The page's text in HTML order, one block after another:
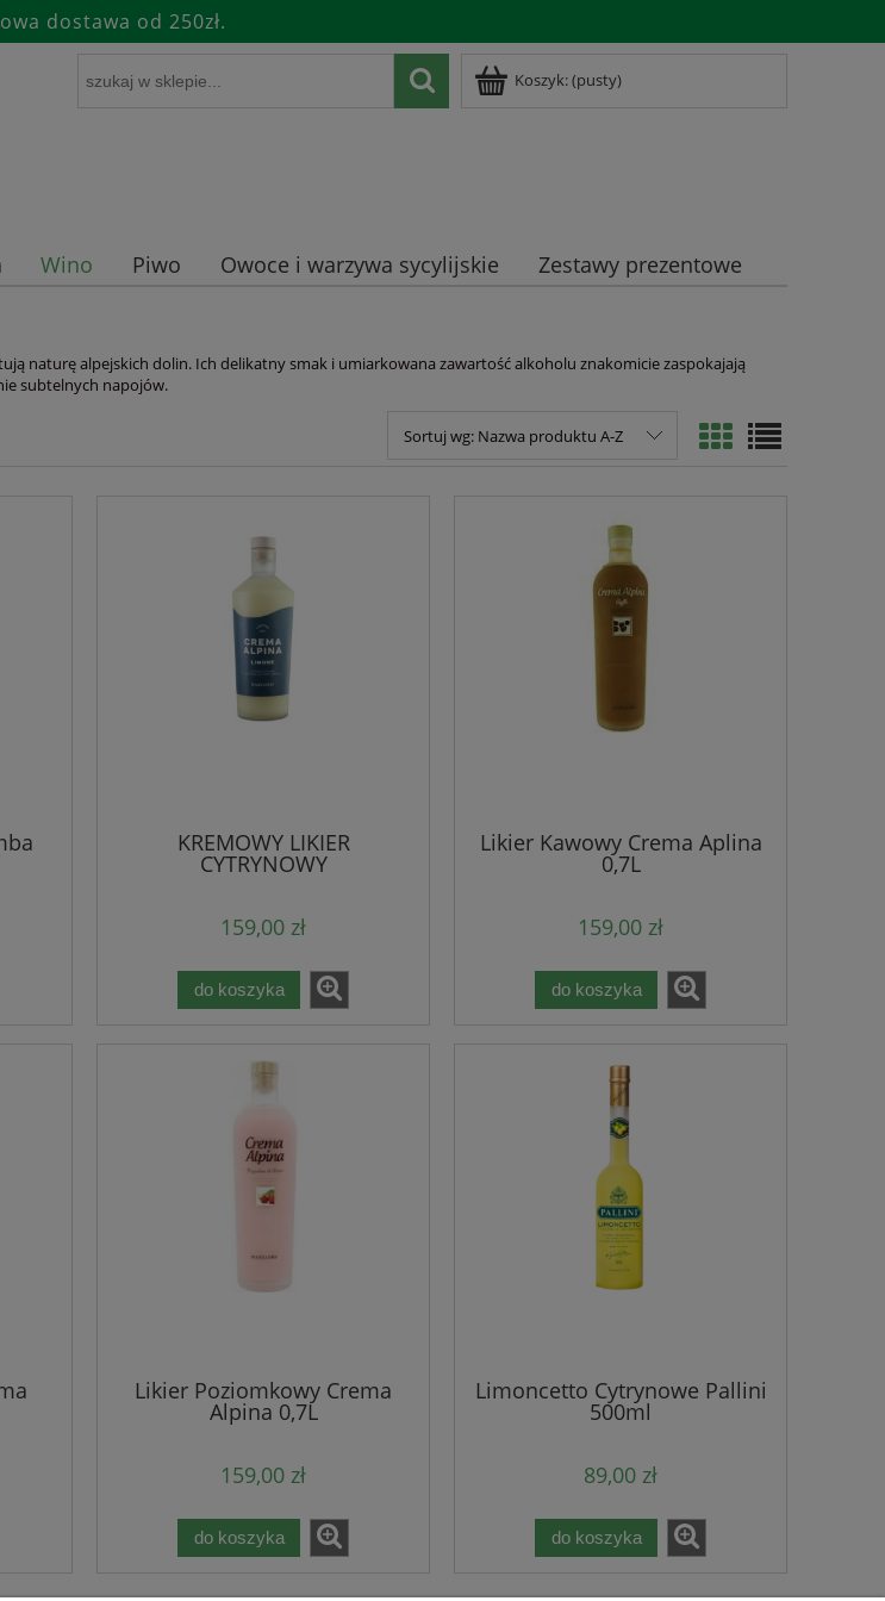
dostawa od 250zł.
Koszyk:(pusty)
Wino Piwo Owoce i warzywa sycylijskie
Zestawy prezentowe
naturę alpejskich dolin. Ich delikatny smak i umiarkowana zawartość alkoholu znakomicie zaspokajają
subtelnych napojów.
Sortuj wg: Nazwa produktu A-Z
KREMOWY LIKIER
CYTRYNOWY
159,00 zł
do koszyka
Likier Kawowy Crema Aplina
0,7L
159,00 zł
do koszyka
Likier Poziomkowy Crema
Alpina 0,7L
159,00 zł
do koszyka
Limoncetto Cytrynowe Pallini
500ml
89,00 zł
do koszyka